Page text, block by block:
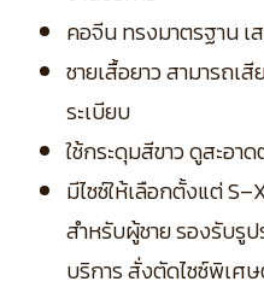
คอจีน ทรงมาตรฐาน
ชายเสื้อยาว สามารถเ
ระเบียบ
ใช้กระดุมสีขาว ดูสะอา
มีไซซ์ให้เลือกตั้งแต่
สำหรับผู้ชาย รองรับรู
บริการ สั่งตัดไซซ์พิเศ